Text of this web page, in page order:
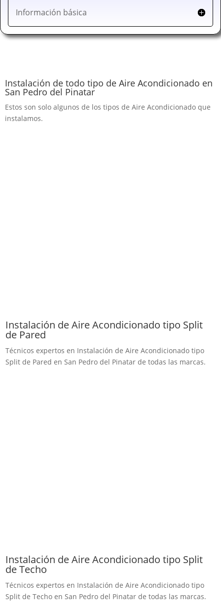
Información básica
Instalación de todo tipo de Aire Acondicionado en
San Pedro del Pinatar
Estos son solo algunos de los tipos de Aire Acondicionado que
instalamos.
Instalación de Aire Acondicionado tipo Split
de Pared
Técnicos expertos en Instalación de Aire Acondicionado tipo
Split de Pared en San Pedro del Pinatar de todas las marcas.
Instalación de Aire Acondicionado tipo Split
de Techo
Técnicos expertos en Instalación de Aire Acondicionado tipo
Split de Techo en San Pedro del Pinatar de todas las marcas.